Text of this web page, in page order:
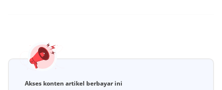
Akses konten artikel berbayar ini